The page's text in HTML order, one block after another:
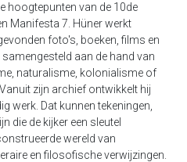
hoogtepunten van de 10de
Manifesta 7. Hüner werkt
foto's, boeken, films en
aan de hand van
naturalisme, kolonialisme of
zijn archief ontwikkelt hij
werk. Dat kunnen tekeningen,
die de kijker een sleutel
wereld van
en filosofische verwijzingen.